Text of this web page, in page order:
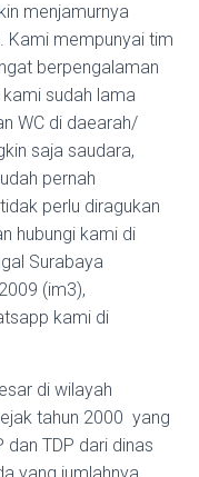
menjamurnya
Kami mempunyai tim
berpengalaman
sudah lama
WC di daearah/
saja saudara,
pernah
perlu diragukan
hubungi kami di
Surabaya
(im3),
kami di
di wilayah
tahun 2000 yang
dan TDP dari dinas